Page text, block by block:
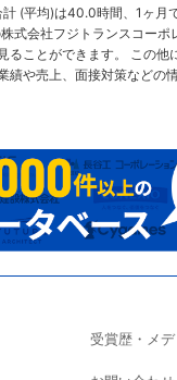
(平均)は40.0時間、1ヶ月
式会社フジトランスコーポ
ることができます。 この他
績や売上、面接対策などの
受賞歴・メ